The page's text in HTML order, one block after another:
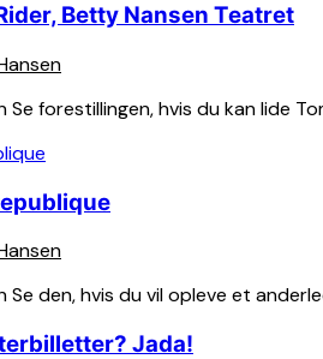
Betty Nansen Teatret
Se forestillingen, hvis du kan lide
Se den, hvis du vil opleve et
Jada!